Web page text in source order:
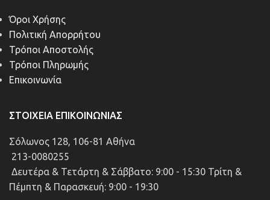
Όροι Χρήσης
Πολιτική Απορρήτου
Τρόποι Αποστολής
Τρόποι Πληρωμής
Επικοινωνία
ΣΤΟΙΧΕΊΑ ΕΠΙΚΟΙΝΩΝΊΑΣ
Σόλωνος 128, 106-81 Αθήνα
213-0080255
Δευτέρα & Τετάρτη & Σάββατο: 9:00 - 15:30 Τρίτη &
Πέμπτη & Παρασκευή: 9:00 - 19:30